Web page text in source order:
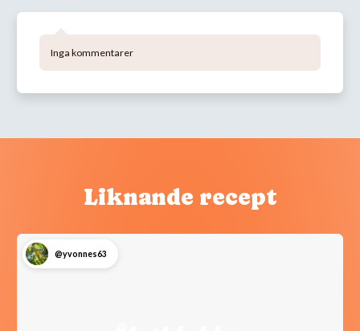
Inga kommentarer
Liknande recept
@yvonnes63